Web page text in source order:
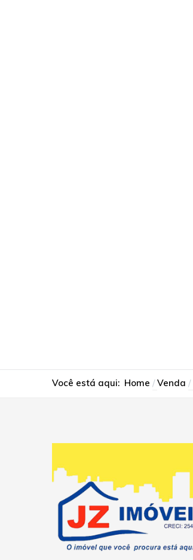
Você está aqui: Home Venda